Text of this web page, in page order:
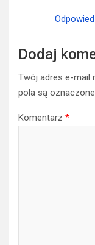
Dodaj
Twój adres e-mail
pola są oznaczone
Komentarz *